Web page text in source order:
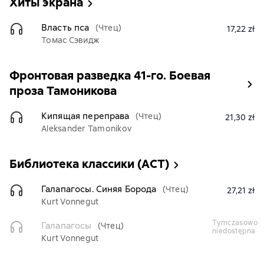
Власть пса
(Чтец)
Томас Сэвидж
17,22 zł
Фронтовая разведка 41-го. Боевая
проза Тамоникова
Кипящая переправа
(Чтец)
Aleksander Tamonikov
21,30 zł
Библиотека классики (АСТ)
Галапагосы. Синяя Борода
(Чтец)
Kurt Vonnegut
27,21 zł
Галапагосы
(Чтец)
Kurt Vonnegut
tymczasowo
niedostępna